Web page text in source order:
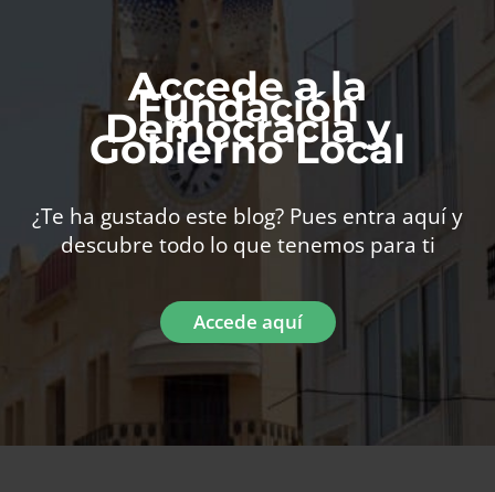
Accede a la
Fundación
Democracia y
Gobierno Local
¿Te ha gustado este blog? Pues entra aquí y
descubre todo lo que tenemos para ti
Accede aquí